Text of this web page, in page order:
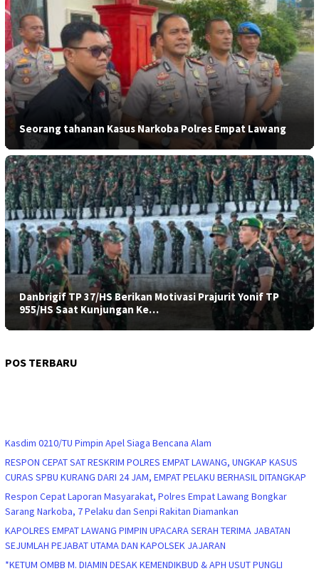
Seorang tahanan Kasus Narkoba Polres Empat Lawang
Danbrigif TP 37/HS Berikan Motivasi Prajurit Yonif TP
955/HS Saat Kunjungan Ke…
POS TERBARU
Kasdim 0210/TU Pimpin Apel Siaga Bencana Alam
RESPON CEPAT SAT RESKRIM POLRES EMPAT LAWANG, UNGKAP KASUS
CURAS SPBU KURANG DARI 24 JAM, EMPAT PELAKU BERHASIL DITANGKAP
Respon Cepat Laporan Masyarakat, Polres Empat Lawang Bongkar
Sarang Narkoba, 7 Pelaku dan Senpi Rakitan Diamankan
KAPOLRES EMPAT LAWANG PIMPIN UPACARA SERAH TERIMA JABATAN
SEJUMLAH PEJABAT UTAMA DAN KAPOLSEK JAJARAN
*KETUM OMBB M. DIAMIN DESAK KEMENDIKBUD & APH USUT PUNGLI